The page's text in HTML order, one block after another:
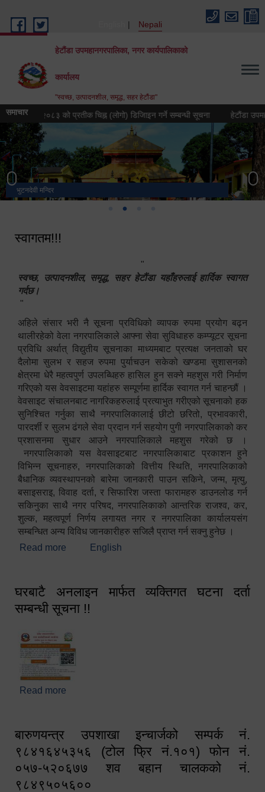
Nepali
हेटौंडा उपमहानगरपालिका, नगर कार्यपालिकाको
कार्यालय
"स्वच्छ, उत्पादनशील, समृद्ध, सहर हेटौंडा"
समाचार
वर्ष २०८३ को प्रतीक चिह्न (लोगो) डिजिाइन गर्ने सम्बन्धी सूचना हेटौंडा
भुटनदेवी मन्दिर
स्मारक
हेटौंडा उपमहानगरपालिका नगर कार्यपालिकाको कार्यालय
मनकामना डाँडाबाट देखिएको दृश्य
स्वागतम!!!
"
स्वच्छ, उत्पादनशील, समृद्ध, सहर हेटौंडा यहाँहरुलाई हार्दिक स्वागत
गर्दछ।
"
अहिले संसार भरी नै सूचना प्रविधिको व्यापक रुपमा प्रयोग बढ्न
थालीरहेको वेला नगरपालिकाले आफ्ना सेवा सुविधाहरु कम्प्यूटर सूचना
प्रविधि अर्थात् विद्युतीय सूचनाका माध्यमबाट प्रत्यक्ष जनताको घर
दैलोमा सुलभ र सहज रुपमा पुर्याचउन सकेको खण्डमा सुशासनको
क्षेत्रमा धेरै महत्वपुर्ण उपलब्धिहरु हासिल हुन सक्ने महशुस गरी निर्माण
गरिएको यस वेवसाइटमा यहांहरु सम्पूर्णमा हार्दिक स्वागत गर्न चाहन्छौं ।
वेवसाइट संचालनबाट नागरिकहरुलाई प्रत्याभुत गरीएको सूचनाको हक
सुनिश्चित गर्नुका साथै नगरपालिकालाई छीटो छरितो, प्रभावकारी,
पारदर्शी र सुलभ ढंगले सेवा प्रदान गर्न सहयोग पुगी नगरपालिकाको कर
प्रशासनमा सुधार आउने नगरपालिकाले महशुस गरेको छ ।
नगरपालिकाको यस वेवसाइटबाट नगरपालिकाबाट प्रकाशन हुने
विभिन्न सूचनाहरु, नगरपालिकाको वित्तीय स्थिति, नगरपालिकाको
बैधानिक व्यवस्थापनको बारेमा जानकारी पाउन सकिने, जन्म, मृत्यु,
बसाइसराइ, विवाह दर्ता, र सिफारिश जस्ता फारामहरु डाउनलोड गर्न
सकिनुका साथै नगर परिषद, नगरपालिकाको आन्तरिक राजश्व, कर,
शुल्क, महत्वपूर्ण निर्णय लगायत नगर र नगरपालिका कार्यालयसंग
सम्बन्धित अन्य विविध जानकारीहरु सजिलै प्राप्त गर्न सक्नु हुनेछ ।
Read more about स्वागतम!!!
English
घरबाटै अनलाइन मार्फत व्यक्तिगत घटना दर्ता
सम्बन्धी सूचना !!
Read more
बारुणयन्त्र उपशाखा इन्चार्जको सम्पर्क नं.
९८४१६४५३५६ (टोल फ्रि नं.१०१) फोन नं.
०५७-५२०६७७ शव बहान चालकको नं.
९८४९५०५६००